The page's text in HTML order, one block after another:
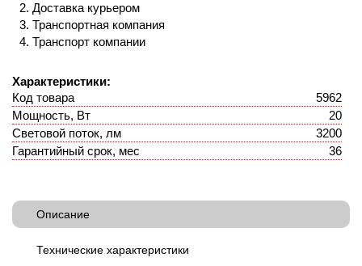
Доставка курьером
Транспортная компания
Транспорт компании
Характеристики:
Код товара
5962
Мощность, Вт
20
Световой поток, лм
3200
Гарантийный срок, мес
36
Описание
Технические характеристики